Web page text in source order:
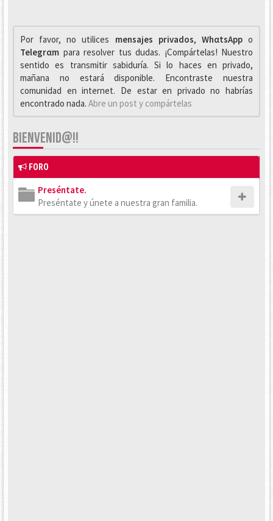
Por favor, no utilices mensajes privados, WhαtsAppo
Telegrαm para resolver tus dudas. ¡Compártelas! Nuestro
sentido es transmitir sabiduría. Si lo haces en privado,
mañana no estará disponible. Encontraste nuestra
comunidad en internet. De estar en privado no habrías
encontrado nada. Abre un post y compártelas
BIENVENID@!!
FORO
Preséntate.
Preséntate y únete a nuestra gran familia.